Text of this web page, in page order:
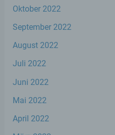
Oktober 2022
September 2022
August 2022
Juli 2022
Juni 2022
Mai 2022
April 2022
Verknüpfung, die
Einschränkung